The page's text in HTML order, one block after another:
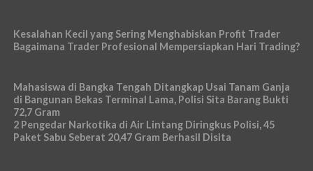
Kesalahan Kecil yang Sering Menghabiskan Profit Trader
Bagaimana Trader Profesional Mempersiapkan Hari Trading?
Mahasiswa di Bangka Tengah Ditangkap Usai Tanam Ganja
di Bangunan Bekas Terminal Lama, Polisi Sita Barang Bukti
72,7 Gram
2 Pengedar Narkotika di Air Lintang Diringkus Polisi, 45
Paket Sabu Seberat 20,47 Gram Berhasil Disita